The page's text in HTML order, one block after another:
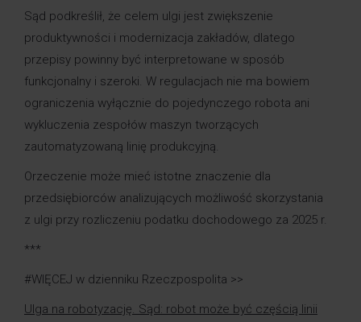
Sąd podkreślił, że celem ulgi jest zwiększenie
produktywności i modernizacja zakładów, dlatego
przepisy powinny być interpretowane w sposób
funkcjonalny i szeroki. W regulacjach nie ma bowiem
ograniczenia wyłącznie do pojedynczego robota ani
wykluczenia zespołów maszyn tworzących
zautomatyzowaną linię produkcyjną.
Orzeczenie może mieć istotne znaczenie dla
przedsiębiorców analizujących możliwość skorzystania
z ulgi przy rozliczeniu podatku dochodowego za 2025 r.
***
#WIĘCEJ w dzienniku Rzeczpospolita >>
Ulga na robotyzację. Sąd: robot może być częścią linii